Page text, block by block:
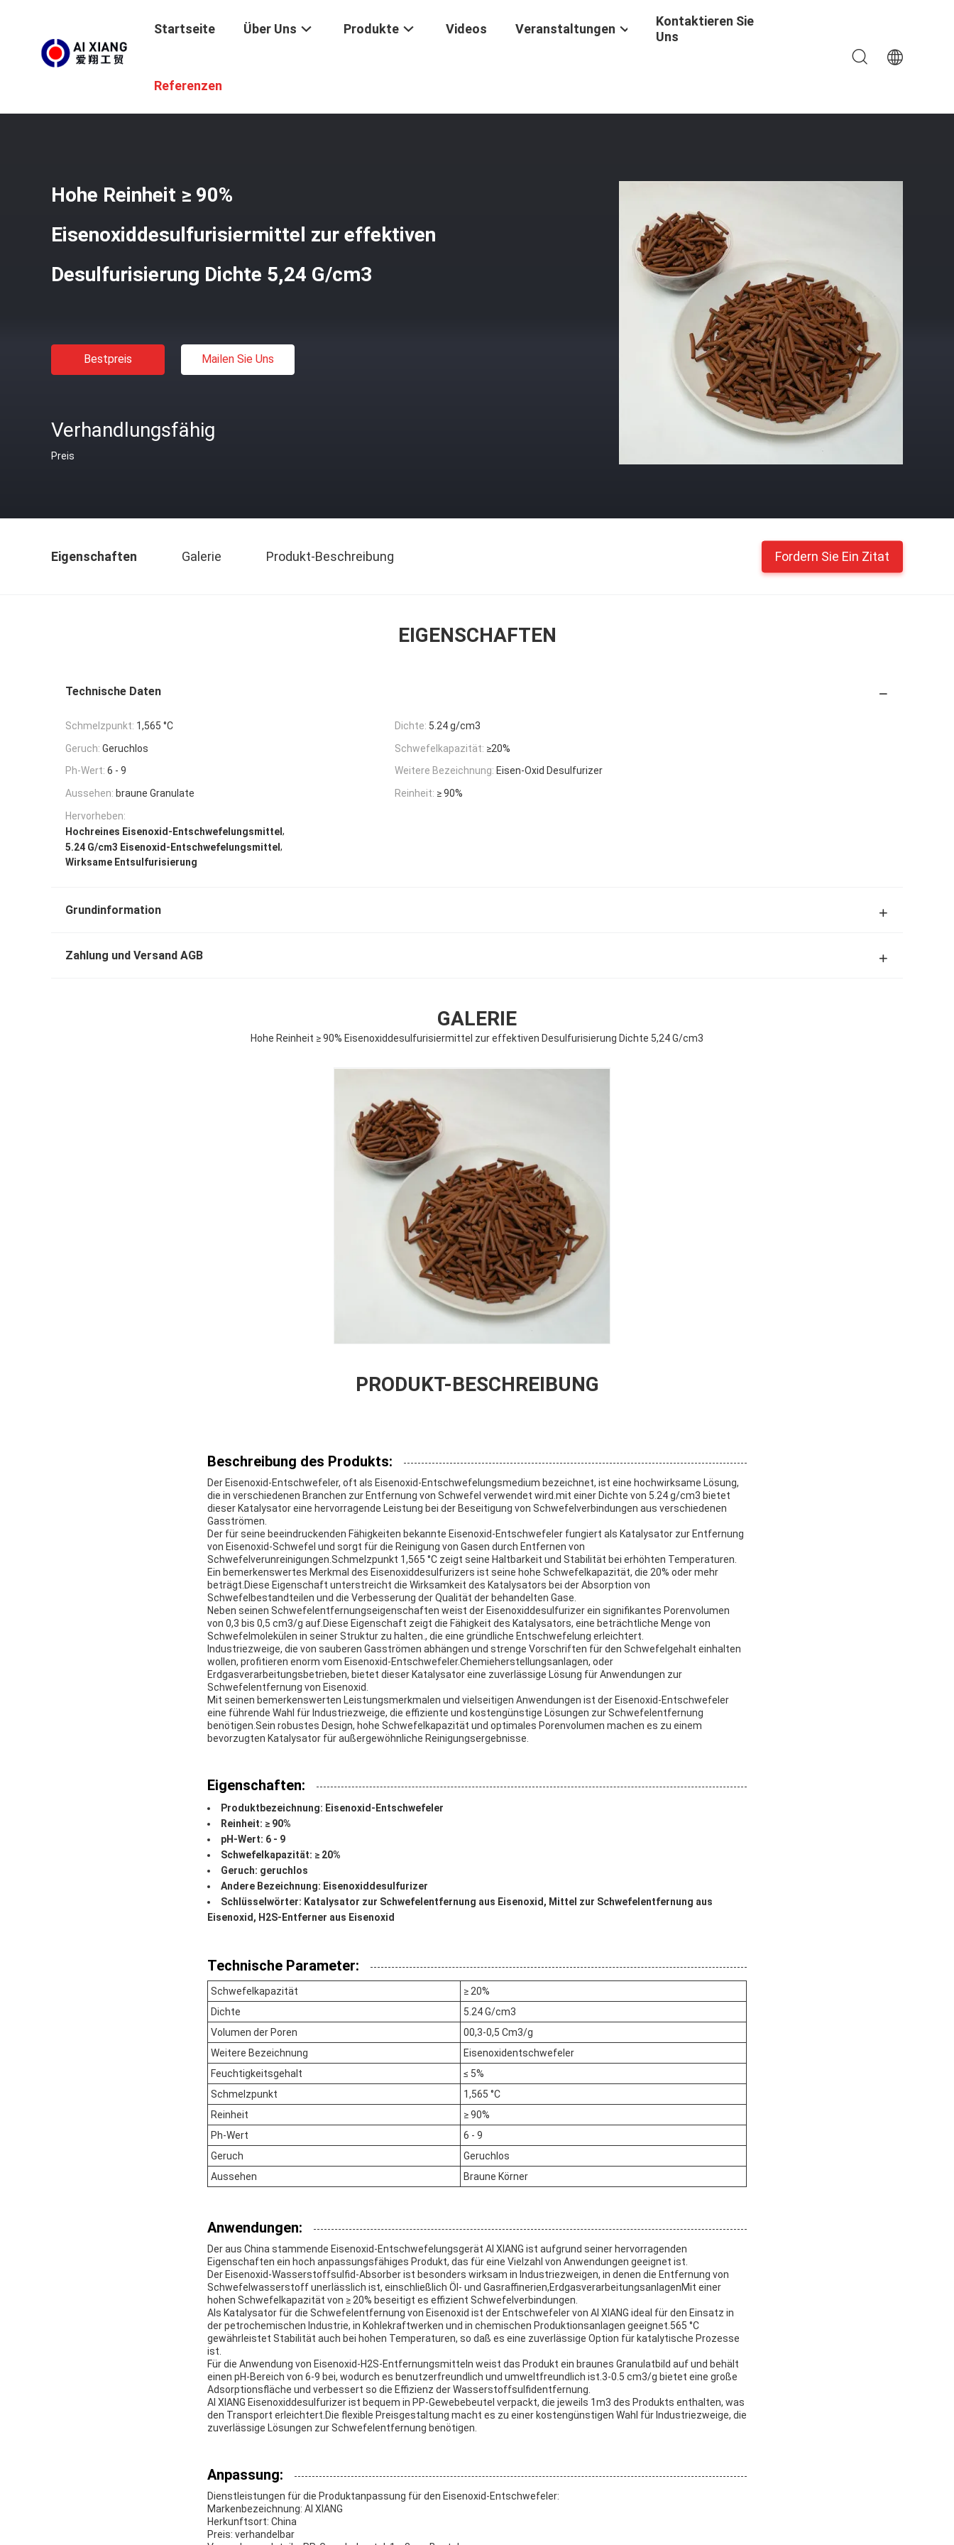
Startseite Über Uns Produkte Videos Veranstaltungen
Kontaktieren Sie
Uns
Referenzen
Hohe Reinheit ≥ 90%
Eisenoxiddesulfurisiermittel zur effektiven
Desulfurisierung Dichte 5,24 G/cm3
Bestpreis Mailen Sie Uns
Verhandlungsfähig
Preis
Eigenschaften Galerie Produkt-Beschreibung Fordern Sie Ein Zitat
EIGENSCHAFTEN
Technische Daten
Schmelzpunkt: 1,565 °C Dichte: 5.24 g/cm3
Geruch: Geruchlos Schwefelkapazität: ≥20%
Ph-Wert: 6 - 9 Weitere Bezeichnung: Eisen-Oxid Desulfurizer
Aussehen: braune Granulate Reinheit: ≥ 90%
Hervorheben:
Hochreines Eisenoxid-Entschwefelungsmittel ,
5.24 G/cm3 Eisenoxid-Entschwefelungsmittel,
Wirksame Entsulfurisierung
Grundinformation
Zahlung und Versand AGB
GALERIE
Hohe Reinheit ≥ 90% Eisenoxiddesulfurisiermittel zur effektiven Desulfurisierung Dichte 5,24 G/cm3
PRODUKT-BESCHREIBUNG
Beschreibung des Produkts:
Der Eisenoxid-Entschwefeler, oft als Eisenoxid-Entschwefelungsmedium bezeichnet, ist eine hochwirksame Lösung,
die in verschiedenen Branchen zur Entfernung von Schwefel verwendet wird.mit einer Dichte von 5.24 g/cm3 bietet
dieser Katalysator eine hervorragende Leistung bei der Beseitigung von Schwefelverbindungen aus verschiedenen
Gasströmen.
Der für seine beeindruckenden Fähigkeiten bekannte Eisenoxid-Entschwefeler fungiert als Katalysator zur Entfernung
von Eisenoxid-Schwefel und sorgt für die Reinigung von Gasen durch Entfernen von
Schwefelverunreinigungen.Schmelzpunkt 1,565 °C zeigt seine Haltbarkeit und Stabilität bei erhöhten Temperaturen.
Ein bemerkenswertes Merkmal des Eisenoxiddesulfurizers ist seine hohe Schwefelkapazität, die 20% oder mehr
beträgt.Diese Eigenschaft unterstreicht die Wirksamkeit des Katalysators bei der Absorption von
Schwefelbestandteilen und die Verbesserung der Qualität der behandelten Gase.
Neben seinen Schwefelentfernungseigenschaften weist der Eisenoxiddesulfurizer ein signifikantes Porenvolumen
von 0,3 bis 0,5 cm3/g auf.Diese Eigenschaft zeigt die Fähigkeit des Katalysators, eine beträchtliche Menge von
Schwefelmolekülen in seiner Struktur zu halten., die eine gründliche Entschwefelung erleichtert.
Industriezweige, die von sauberen Gasströmen abhängen und strenge Vorschriften für den Schwefelgehalt einhalten
wollen, profitieren enorm vom Eisenoxid-Entschwefeler.Chemieherstellungsanlagen, oder
Erdgasverarbeitungsbetrieben, bietet dieser Katalysator eine zuverlässige Lösung für Anwendungen zur
Schwefelentfernung von Eisenoxid.
Mit seinen bemerkenswerten Leistungsmerkmalen und vielseitigen Anwendungen ist der Eisenoxid-Entschwefeler
eine führende Wahl für Industriezweige, die effiziente und kostengünstige Lösungen zur Schwefelentfernung
benötigen.Sein robustes Design, hohe Schwefelkapazität und optimales Porenvolumen machen es zu einem
bevorzugten Katalysator für außergewöhnliche Reinigungsergebnisse.
Eigenschaften:
Produktbezeichnung: Eisenoxid-Entschwefeler
Reinheit: ≥ 90%
pH-Wert: 6 - 9
Schwefelkapazität: ≥ 20%
Geruch: geruchlos
Andere Bezeichnung: Eisenoxiddesulfurizer
Schlüsselwörter: Katalysator zur Schwefelentfernung aus Eisenoxid, Mittel zur Schwefelentfernung aus
Eisenoxid, H2S-Entferner aus Eisenoxid
Technische Parameter:
Schwefelkapazität
≥ 20%
Dichte
5.24 G/cm3
Volumen der Poren
00,3-0,5 Cm3/g
Weitere Bezeichnung
Eisenoxidentschwefeler
Feuchtigkeitsgehalt
≤ 5%
Schmelzpunkt
1,565 °C
Reinheit
≥ 90%
Ph-Wert
6 - 9
Geruch
Geruchlos
Aussehen
Braune Körner
Anwendungen:
Der aus China stammende Eisenoxid-Entschwefelungsgerät AI XIANG ist aufgrund seiner hervorragenden
Eigenschaften ein hoch anpassungsfähiges Produkt, das für eine Vielzahl von Anwendungen geeignet ist.
Der Eisenoxid-Wasserstoffsulfid-Absorber ist besonders wirksam in Industriezweigen, in denen die Entfernung von
Schwefelwasserstoff unerlässlich ist, einschließlich Öl- und Gasraffinerien,ErdgasverarbeitungsanlagenMit einer
hohen Schwefelkapazität von ≥ 20% beseitigt es effizient Schwefelverbindungen.
Als Katalysator für die Schwefelentfernung von Eisenoxid ist der Entschwefeler von AI XIANG ideal für den Einsatz in
der petrochemischen Industrie, in Kohlekraftwerken und in chemischen Produktionsanlagen geeignet.565 °C
gewährleistet Stabilität auch bei hohen Temperaturen, so daß es eine zuverlässige Option für katalytische Prozesse
ist.
Für die Anwendung von Eisenoxid-H2S-Entfernungsmitteln weist das Produkt ein braunes Granulatbild auf und behält
einen pH-Bereich von 6-9 bei, wodurch es benutzerfreundlich und umweltfreundlich ist.3-0.5 cm3/g bietet eine große
Adsorptionsfläche und verbessert so die Effizienz der Wasserstoffsulfidentfernung.
AI XIANG Eisenoxiddesulfurizer ist bequem in PP-Gewebebeutel verpackt, die jeweils 1m3 des Produkts enthalten, was
den Transport erleichtert.Die flexible Preisgestaltung macht es zu einer kostengünstigen Wahl für Industriezweige, die
zuverlässige Lösungen zur Schwefelentfernung benötigen.
Anpassung:
Dienstleistungen für die Produktanpassung für den Eisenoxid-Entschwefeler:
Markenbezeichnung: AI XIANG
Herkunftsort: China
Preis: verhandelbar